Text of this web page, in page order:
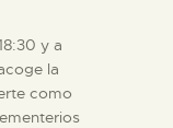
y a
la
como